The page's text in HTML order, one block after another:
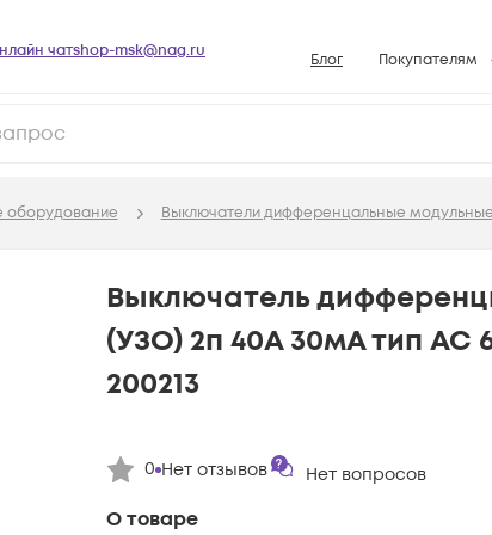
чатshop-msk@nag.ru Блог Покупателям
Условия
Возврат
Вопросы и
оборудование Выключатели дифференцальные модульные
О товаре
Выключатель
(УЗО) 2п 40А 30мА тип AC
200213
0 Нет отзывов Нет вопросов